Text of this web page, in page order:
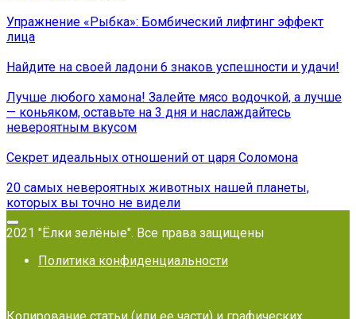
Упражнение «Рыбка»: Бомбический лифтинг эффект
лица
Найдите на своей ладони 6 знаков успешности и удачи!
Лучше любого хамона! Залейте мясо водочкой, а лучше
— коньяком, оставьте на 3 дня и наслаждайтесь
невероятным вкусом
Секрет идеальных отношений от царя Соломона
20 самых невероятных животных нашей планеты,
которых вы точно не видели
2021 "Ёлки зелёные". Все права защищены
Политика конфиденциальности
Копирование статьи (или ее части) и графических